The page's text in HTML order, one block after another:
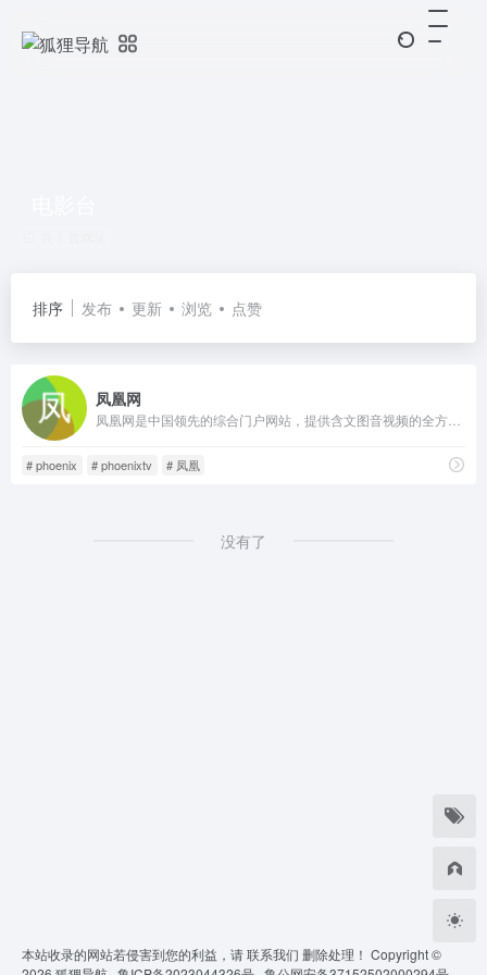
排序 发布 更新 浏览 点赞
凤凰网
# phoenix # phoenixtv # 凤凰
没有了
本站收录的网站若侵害到您的利益，请联系我们 删除处理！ Copyright ©